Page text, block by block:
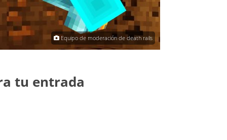
Equipo de moderación de death rails
tu entrada